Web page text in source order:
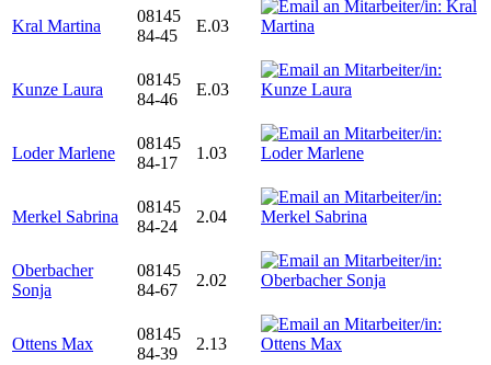
Kral Martina
08145
84-45
E.03
Kunze Laura
08145
84-46
E.03
Loder Marlene
08145
84-17
1.03
Merkel Sabrina
08145
84-24
2.04
Oberbacher
Sonja
08145
84-67
2.02
Ottens Max
08145
84-39
2.13